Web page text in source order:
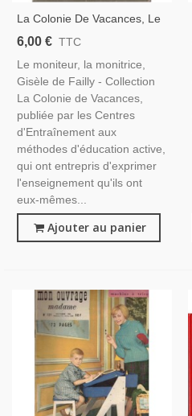
La Colonie De Vacances, Le
Moniteur, La Monitrice,
Pédagogie, Éducation
Enfants
6,00 € TTC
Le moniteur, la monitrice,
Gisèle de Failly - Collection
La Colonie de Vacances,
publiée par les Centres
d'Entraînement aux
méthodes d'éducation active,
qui ont entrepris d'exprimer
l'enseignement qu'ils ont
eux-mêmes...
Ajouter au panier